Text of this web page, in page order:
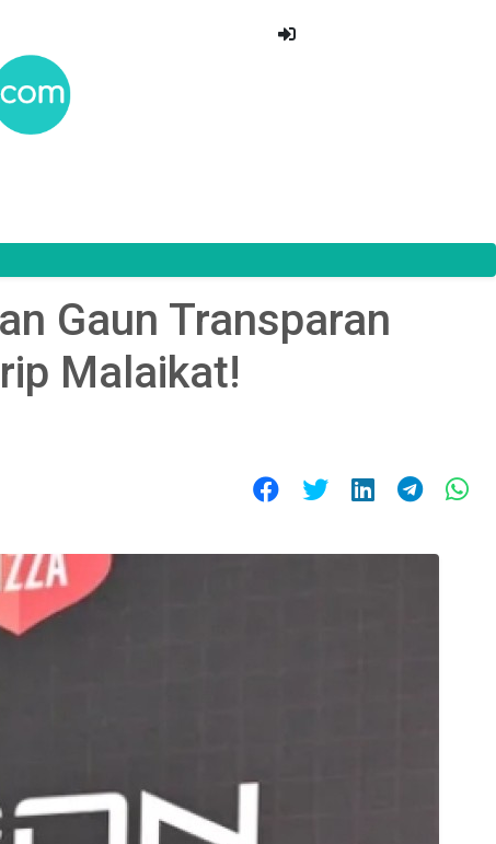
Gaun Transparan
Malaikat!